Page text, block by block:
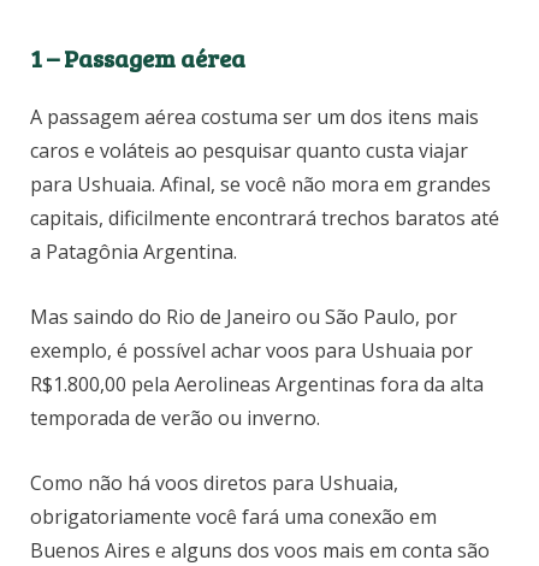
1 –Passagem aérea
A passagem aérea costuma ser um dos itens mais
caros e voláteis ao pesquisar quanto custa viajar
para Ushuaia. Afinal, se você não mora em grandes
capitais, dificilmente encontrará trechos baratos até
a Patagônia Argentina.
Mas saindo do Rio de Janeiro ou São Paulo, por
exemplo, é possível achar voos para Ushuaia por
R$1.800,00 pela Aerolineas Argentinas fora da alta
temporada de verão ou inverno.
Como não há voos diretos para Ushuaia,
obrigatoriamente você fará uma conexão em
Buenos Aires e alguns dos voos mais em conta são